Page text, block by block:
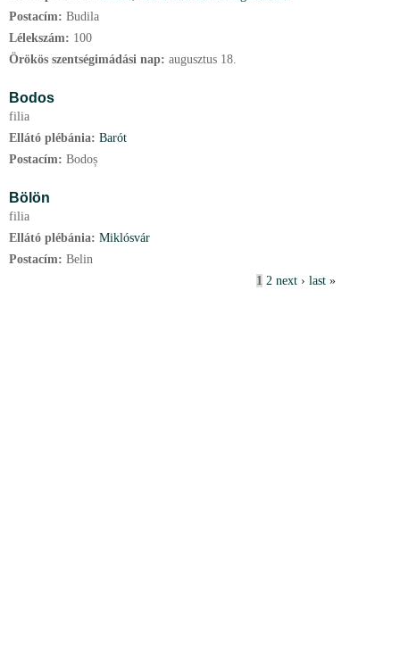
Postacím: Budila
Lélekszám: 100
Örökös szentségimádási nap: augusztus 18.
Bodos
filia
Ellátó plébánia: Barót
Postacím: Bodoș
Bölön
filia
Ellátó plébánia: Miklósvár
Postacím: Belin
1 2 next › last »